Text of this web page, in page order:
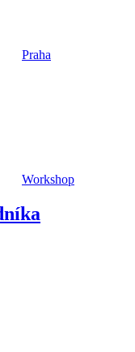
Praha
Workshop